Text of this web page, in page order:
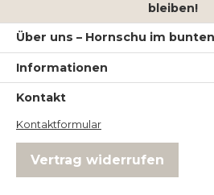
bleiben!
Über uns – Hornschu im
Informationen
Kontakt
Kontaktformular
Vertrag widerrufen